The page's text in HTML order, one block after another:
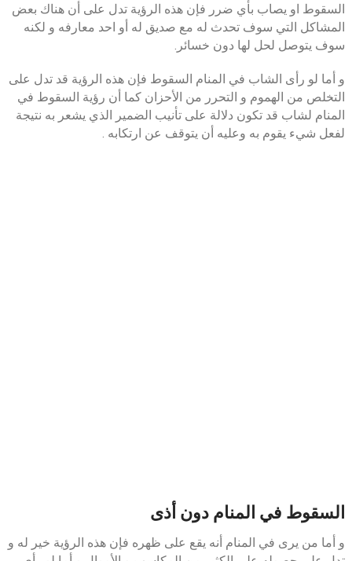
السقوط او يصاب بأي ضرر فإن هذه الرؤية تدل على أن هناك بعض
المشاكل التي سوف تحدث له مع صديق له أو احد معارفه و لكنه
سوف يتوصل لحل لها دون خسائر.
و أما لو رأى الشاب في المنام السقوط فإن هذه الرؤية قد تدل على
التخلص من الهموم و التحرر من الأحزان كما أن رؤية السقوط في
المنام لشاب قد تكون دلالة على تأنيب الضمير الذي يشعر به نتيجة
لفعل شيء يقوم به وعليه أن يتوقف عن ارتكابه .
السقوط في المنام دون أذى
و أما من يرى في المنام أنه يقع على ظهره فإن هذه الرؤية خير له و